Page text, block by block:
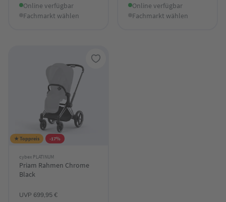
Online verfügbar
Fachmarkt wählen
Online verfügbar
Fachmarkt wählen
★ Toppreis -17%
cybex PLATINUM
Priam Rahmen Chrome
Black
UVP 699,95 €